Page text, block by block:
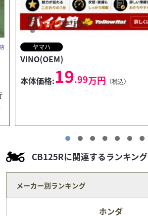
スズキ
Let's
本体価格:14.99万円 （税込）
CB125Rに関連するランキング
メーカー別ランキング
ホンダ